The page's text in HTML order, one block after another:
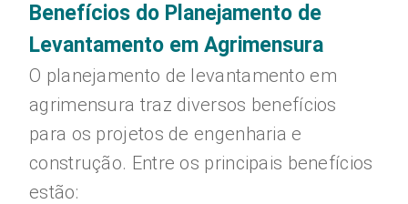
Benefícios do Planejamento de
Levantamento em Agrimensura
O planejamento de levantamento em
agrimensura traz diversos benefícios
para os projetos de engenharia e
construção. Entre os principais benefícios
estão: